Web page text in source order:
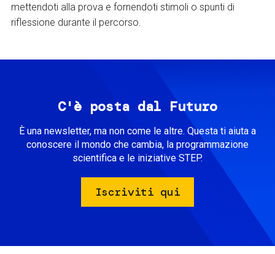
mettendoti alla prova e fornendoti stimoli o spunti di
riflessione durante il percorso.
C'è posta dal Futuro
È una newsletter, ma non come le altre. Questa ti aiuta a
conoscere il mondo che cambia, la programmazione
scientifica e le iniziative STEP.
Iscriviti qui